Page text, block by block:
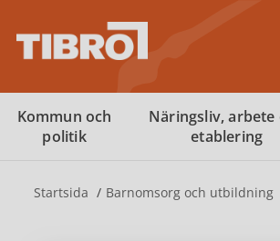
Kommun och
politik
Näringsliv, arbete
etablering
Startsida Barnomsorg och utbildning